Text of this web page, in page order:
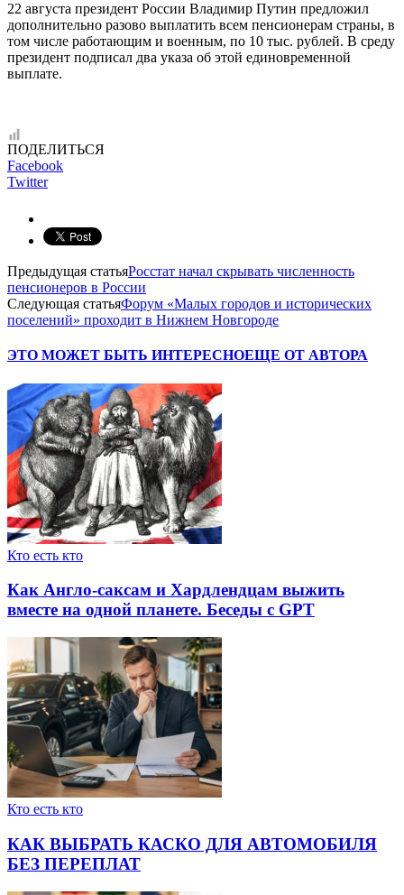
22 августа президент России Владимир Путин предложил
дополнительно разово выплатить всем пенсионерам страны, в
том числе работающим и военным, по 10 тыс. рублей. В среду
президент подписал два указа об этой единовременной
выплате.
ПОДЕЛИТЬСЯ
Facebook
Twitter
Предыдущая статьяРосстат начал скрывать численность
пенсионеров в России
Следующая статьяФорум «Малых городов и исторических
поселений» проходит в Нижнем Новгороде
ЭТО МОЖЕТ БЫТЬ ИНТЕРЕСНОЕЩЕ ОТ АВТОРА
Кто есть кто
Как Англо-саксам и Хардлендцам выжить
вместе на одной планете. Беседы с GPT
Кто есть кто
КАК ВЫБРАТЬ КАСКО ДЛЯ АВТОМОБИЛЯ
БЕЗ ПЕРЕПЛАТ